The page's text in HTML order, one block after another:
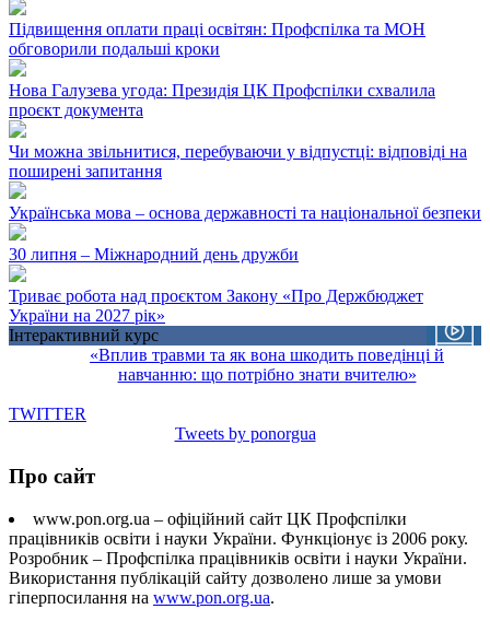
Підвищення оплати праці освітян: Профспілка та МОН
обговорили подальші кроки
Нова Галузева угода: Президія ЦК Профспілки схвалила
проєкт документа
Чи можна звільнитися, перебуваючи у відпустці: відповіді на
поширені запитання
Українська мова – основа державності та національної безпеки
30 липня – Міжнародний день дружби
Триває робота над проєктом Закону «Про Держбюджет
України на 2027 рік»
Інтерактивний курс
«Вплив травми та як вона шкодить поведінці й
навчанню: що потрібно знати вчителю»
TWITTER
Tweets by ponorgua
Про сайт
www.pon.org.ua – офіційний сайт ЦК Профспілки
працівників освіти і науки України. Функціонує із 2006 року.
Розробник – Профспілка працівників освіти і науки України.
Використання публікацій сайту дозволено лише за умови
гіперпосилання на www.pon.org.ua.